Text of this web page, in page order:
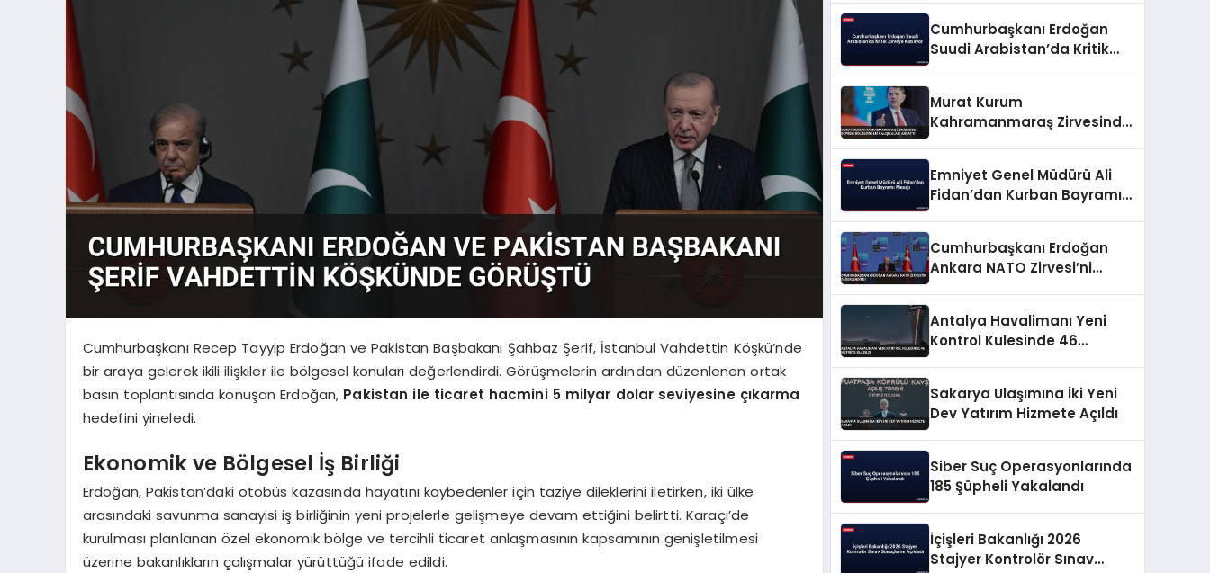
Cumhurbaşkanı Recep Tayyip Erdoğan ve Pakistan Başbakanı Şahbaz Şerif, İstanbul Vahdettin Köşkü’nde
bir araya gelerek ikili ilişkiler ile bölgesel konuları değerlendirdi. Görüşmelerin ardından düzenlenen ortak
basın toplantısında konuşan Erdoğan, Pakistan ile ticaret hacmini 5 milyar dolar seviyesine çıkarma
hedefini yineledi.
Ekonomik ve Bölgesel İş Birliği
Erdoğan, Pakistan’daki otobüs kazasında hayatını kaybedenler için taziye dileklerini iletirken, iki ülke
arasındaki savunma sanayisi iş birliğinin yeni projelerle gelişmeye devam ettiğini belirtti. Karaçi’de
kurulması planlanan özel ekonomik bölge ve tercihli ticaret anlaşmasının kapsamının genişletilmesi
üzerine bakanlıkların çalışmalar yürüttüğü ifade edildi.
Cumhurbaşkanı Erdoğan
Suudi Arabistan’da Kritik
Murat Kurum
Kahramanmaraş Zirvesinde
Emniyet Genel Müdürü Ali
Fidan’dan Kurban Bayramı
Cumhurbaşkanı Erdoğan
Ankara NATO Zirvesi’ni
Antalya Havalimanı Yeni
Kontrol Kulesinde 46
Sakarya Ulaşımına İki Yeni
Dev Yatırım Hizmete Açıldı
Siber Suç Operasyonlarında
185 Şüpheli Yakalandı
İçişleri Bakanlığı 2026
Stajyer Kontrolör Sınav